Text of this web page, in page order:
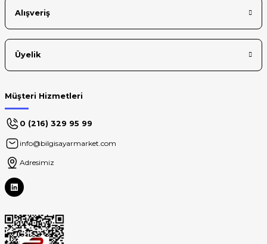
Alışveriş
Üyelik
Müşteri Hizmetleri
0 (216) 329 95 99
info@bilgisayarmarket.com
Adresimiz